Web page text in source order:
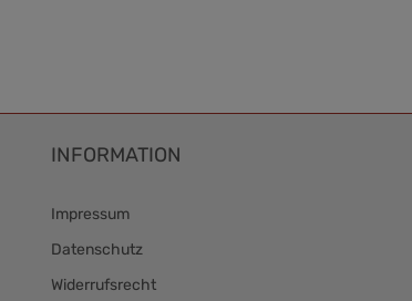
INFORMATION
Impressum
Datenschutz
Widerrufsrecht